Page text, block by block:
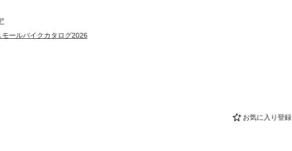
お気に入り登録
カタログページ。多種多様なラインアップをまとめて比較検討できると好評で
ードバイクやMTBと違いサイズ展開の少ない小径自転車は、体格によって乗車
異なります。そこで、体格の違う3人のライダーが乗り比べを実施。「自分が乗る
です。オフロード対応スペックで小径車の可能性をさらに広げる最新グラベル系
では注目のニューモデルをピックアップし、本格オフロードコースで実走行テス
乗記・悪路のライドも楽しくなる！ オフロードサイクリング快適化計画・日常に
ールバイクカタログ2026